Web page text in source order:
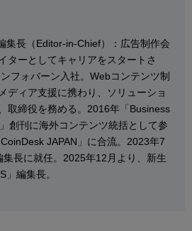
集⻑（Editor-in-Chief）：広告制作会
ターとしてキャリアをスタートさ
フォバーン入社。Webコンテンツ制
ディア支援に携わり、ソリューショ
取締役を務める。2016年「Business
創刊に海外コンテンツ統括として参
JAPAN」に合流。2023年7
集長に就任。2025年12月より、新生
」編集長。